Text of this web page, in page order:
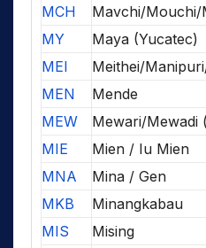
MCH
Mavchi/
MY
Maya (Yucatec)
MEI
Meithei/
MEN
Mende
MEW
Mewari/Mewadi
MIE
Mien / Iu Mien
MNA
Mina / Gen
MKB
Minangkabau
MIS
Mising